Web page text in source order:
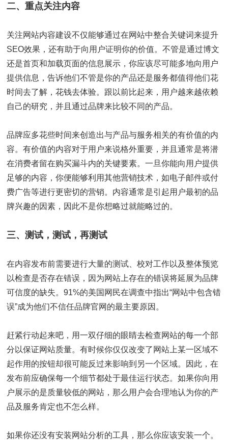
二、重点关注内容
关注网站内容建设不仅能够通过在网站中整合关键词来提升
SEO效果，还有助于向用户证明你的价值。不管是通过博文
还是首页和加载页面的信息展示，你应该尽可能多地向用户
提供信息，告诉他们不管是你的产品还是服务都值得他们花
时间去了解，花钱去体验。跟以前比起来，用户越来越依赖
自己的研究，并且通过品牌来比较不同的产品。
品牌应多花些时间来创造出与产品与服务相关的有价值的内
容。有价值的内容对于用户来说格外重要，并且通常是将潜
在消费者留在购买漏斗内的关键要素。一旦你能向用户提供
足够的内容，你便能够利用其他营销技术，如电子邮件或付
费广告等进行更密切的营销。内容通常是引起用户最初的品
牌兴趣的因素，因此不是你想略过就能略过的。
三、测试，测试，再测试
在内容发布前需要进行大量的测试、校对工作以及整体预览
以检查是否存在错误，因为网站上存在的错误将延展为品牌
可信度的缺失。91%的美国网民在调查中指出“网站中包含错
误”成为他们不信任品牌官网的最主要原因。
赶紧行动起来吧，用一双仔细的眼睛去检查网站的每一个部
分以保证网站质量。有时候你仅仅改变了网站上某一区域不
起作用的按钮却很可能反过来影响到另一个区域。因此，在
发布前应确保每一个细节都处于最佳运行状态。如果你向用
户展示的是质量较低的网站，那么用户会合理地认为你的产
品及服务肯定也不怎么样。
如果你还没有安装网站分析的工具，那么你应该安装一个。